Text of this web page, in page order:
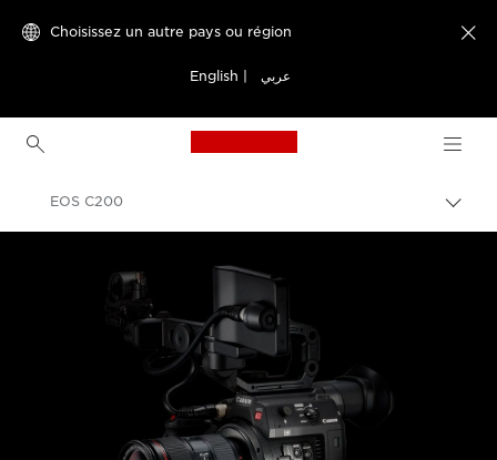
Choisissez un autre pays ou région
English عربي

Canon Logo, back to
entre
Caméscopes
EOS C200